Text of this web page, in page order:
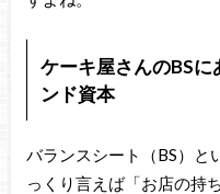
ケーキ屋さんのBSに
ンド資本
バランスシート（BS）と
っくり言えば「お店の持